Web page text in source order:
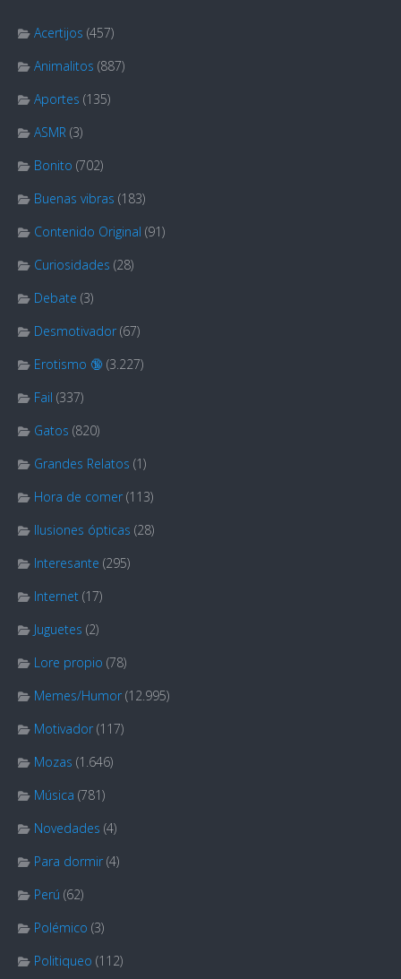
Acertijos (457)
Animalitos (887)
Aportes (135)
ASMR (3)
Bonito (702)
Buenas vibras (183)
Contenido Original (91)
Curiosidades (28)
Debate (3)
Desmotivador (67)
Erotismo 🔞 (3.227)
Fail (337)
Gatos (820)
Grandes Relatos (1)
Hora de comer (113)
Ilusiones ópticas (28)
Interesante (295)
Internet (17)
Juguetes (2)
Lore propio (78)
Memes/Humor (12.995)
Motivador (117)
Mozas (1.646)
Música (781)
Novedades (4)
Para dormir (4)
Perú (62)
Polémico (3)
Politiqueo (112)